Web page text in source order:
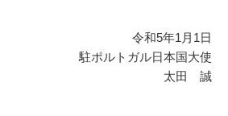
令和5年1月1日
駐ポルトガル日本国大使
太田 誠